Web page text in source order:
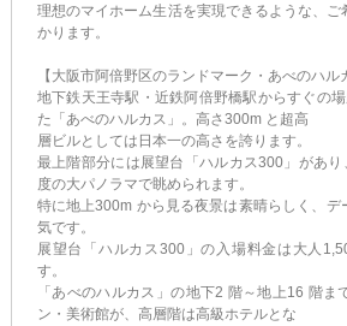
理想のマイホーム生活を実現できるような、ご
かります。
【大阪市阿倍野区のランドマーク・あべのハル
地下鉄天王寺駅・近鉄阿倍野橋駅からすぐの
た「あべのハルカス」。高さ300m と超高
層ビルとしては日本一の高さを誇ります。
最上階部分には展望台「ハルカス300」があ
度の大パノラマで眺められます。
特に地上300m から見る夜景は素晴らしく、デ
気です。
展望台「ハルカス300」の入場料金は大人
す。
「あべのハルカス」の地下2 階～地上16 階ま
ン・美術館が、高層階は高級ホテルとな